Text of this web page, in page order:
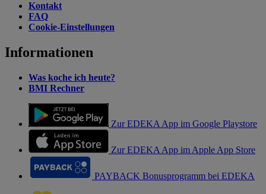
Kontakt
FAQ
Cookie-Einstellungen
Informationen
Was koche ich heute?
BMI Rechner
Zur EDEKA App im Google Playstore
Zur EDEKA App im Apple App Store
PAYBACK Bonusprogramm bei EDEKA